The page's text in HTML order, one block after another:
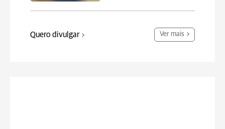
Quero divulgar Ver mais